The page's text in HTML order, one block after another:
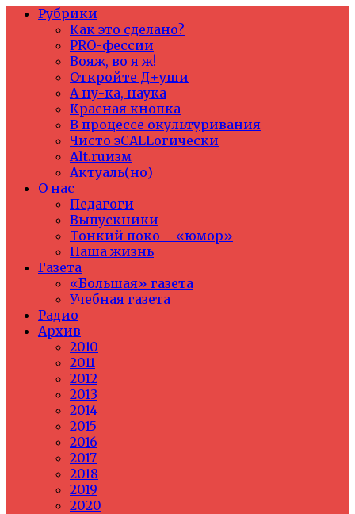
Рубрики
Как это сделано?
PRO-фессии
Вояж, во я ж!
Откройте Д+уши
А ну-ка, наука
Красная кнопка
В процессе окультуривания
Чисто эCALLогически
Alt.ruизм
Актуаль(но)
О нас
Педагоги
Выпускники
Тонкий поко – «юмор»
Наша жизнь
Газета
«Большая» газета
Учебная газета
Радио
Архив
2010
2011
2012
2013
2014
2015
2016
2017
2018
2019
2020